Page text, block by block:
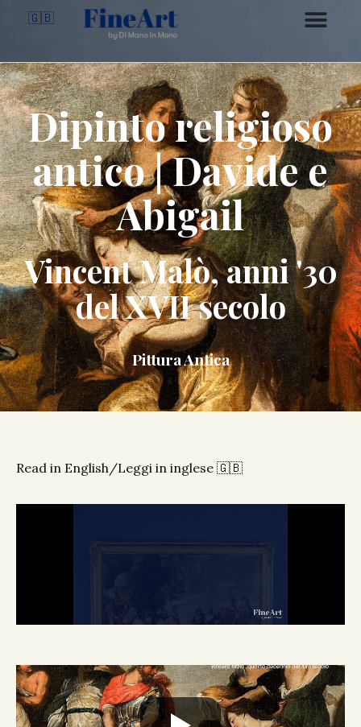
🇬🇧
Dipinto religioso
antico | Davide e
Abigail
Vincent Malò, anni '30
del XVII secolo
Pittura Antica
Read in English/Leggi in inglese 🇬🇧